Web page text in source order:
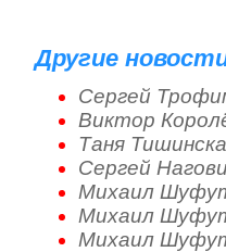
Другие
Сергей
Виктор
Таня
Сергей
Михаил
Михаил
Михаил